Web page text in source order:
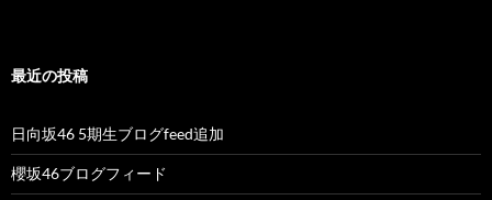
最近の投稿
日向坂46 5期生ブログfeed追加
櫻坂46ブログフィード